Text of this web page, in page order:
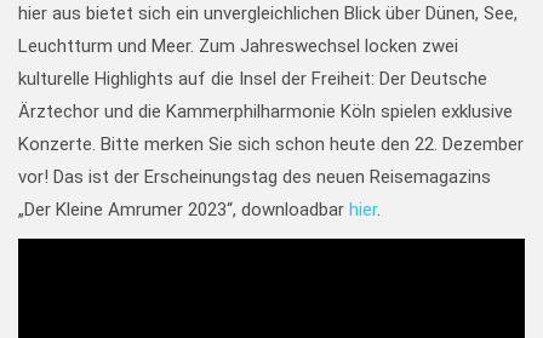
hier aus bietet sich ein unvergleichlichen Blick über Dünen, See,
Leuchtturm und Meer. Zum Jahreswechsel locken zwei
kulturelle Highlights auf die Insel der Freiheit: Der Deutsche
Ärztechor und die Kammerphilharmonie Köln spielen exklusive
Konzerte. Bitte merken Sie sich schon heute den 22. Dezember
vor! Das ist der Erscheinungstag des neuen Reisemagazins
„Der Kleine Amrumer 2023“, downloadbar hier.